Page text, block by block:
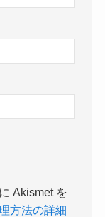
Akismet を
方法の詳細